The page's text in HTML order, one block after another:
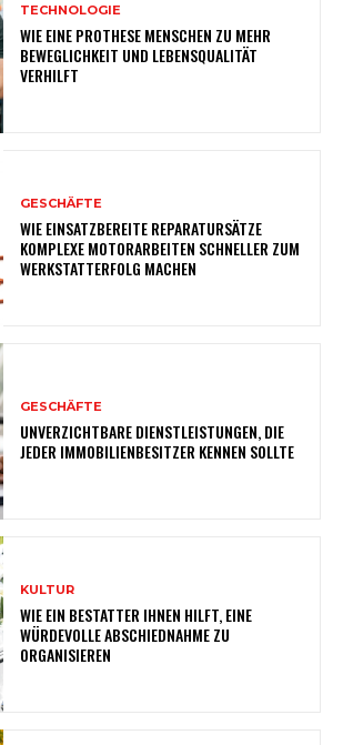
TECHNOLOGIE
WIE EINE PROTHESE MENSCHEN ZU MEHR
BEWEGLICHKEIT UND LEBENSQUALITÄT
VERHILFT
GESCHÄFTE
WIE EINSATZBEREITE REPARATURSÄTZE
KOMPLEXE MOTORARBEITEN SCHNELLER ZUM
WERKSTATTERFOLG MACHEN
GESCHÄFTE
UNVERZICHTBARE DIENSTLEISTUNGEN, DIE
JEDER IMMOBILIENBESITZER KENNEN SOLLTE
KULTUR
WIE EIN BESTATTER IHNEN HILFT, EINE
WÜRDEVOLLE ABSCHIEDNAHME ZU
ORGANISIEREN